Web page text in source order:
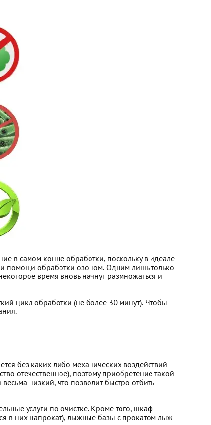
в самом конце обработки, поскольку в идеале
помощи обработки озоном. Одним лишь только
время вновь начнут размножаться и
цикл обработки (не более 30 минут). Чтобы
без каких-либо механических воздействий
отечественное), поэтому приобретение такой
низкий, что позволит быстро отбить
услуги по очистке. Кроме того, шкаф
в них напрокат), лыжные базы с прокатом лыж